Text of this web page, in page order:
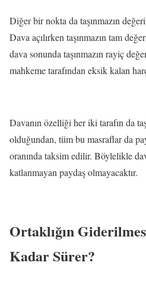
Diğer bir nokta da taşınmazın
Dava açılırken taşınmazın tam
dava sonunda taşınmazın rayiç
mahkeme tarafından eksik kalan
Davanın özelliği her iki tarafın da
olduğundan, tüm bu masraflar da
oranında taksim edilir. Böylelikle
katlanmayan paydaş olmayacaktır.
Ortaklığın
Kadar Sürer?